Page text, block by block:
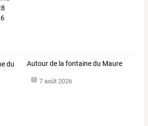
Autour de la fontaine du Maure
7 août 2026